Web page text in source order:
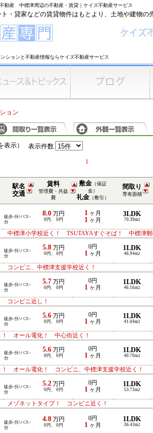
動産 中標津周辺の不動産・賃貸｜ケイズ不動産サービス
・貸家などの賃貸物件はもとより、土地や建物の
ションと不動産情報ならケイズ不動産サービス
ョン
示） 表示件数
1
駅名
交通
賃料
管理費・共益
費
敷金（保証
金）
礼金（敷引）
間取り
専有面積
徒歩-分/バス-
分
8.0万円
0円、 0円
1 ヶ月
1 ヶ月
3LDK
70.39m2
中標津小学校近く！ TSUTAYAすぐそば！ 中標津郵
徒歩-分/バス-
分
5.8万円
0円、 0円
0円
1 ヶ月
1LDK
46.94m2
ンビニ、中標津支援学校近く！
徒歩-分/バス-
分
5.7万円
0円、 0円
0円
1 ヶ月
1LDK
46.16m2
コンビニ近し！
徒歩-分/バス-
分
5.6万円
0円、 0円
0円
1 ヶ月
1LDK
41.04m2
！ オール電化！ 中心街近く！
徒歩-分/バス-
分
5.6万円
0円、 0円
0円
1 ヶ月
1LDK
40.70m2
オール電化！ コンビニ、中標津支援学校近く！
徒歩-分/バス-
分
5.2万円
0円、 0円
0円
1 ヶ月
1LDK
53.73m2
メゾネットタイプ！ コンビニ近く！
徒歩-分/バス-
分
4.8万円
0円、 0円
0円
1 ヶ月
1LDK
36.43m2